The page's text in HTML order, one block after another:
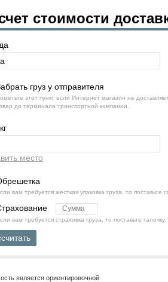
стоимости
груз у отправителя
этот пункт если Интернет магазин не
до терминала транспортной компании.
место
вам требуется жесткая упаковка груза, то поставьте
вам требуется страховка груза, то поставьте галочку.
является ориентировочной